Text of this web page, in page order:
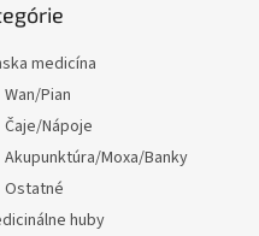
medicína
Wan/Pian
Čaje/Nápoje
Akupunktúra/Moxa/Banky
Ostatné
huby